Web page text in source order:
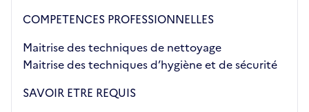
COMPETENCES PROFESSIONNELLES
Maitrise des techniques de nettoyage
Maitrise des techniques d’hygiène et de sécurité
SAVOIR ETRE REQUIS